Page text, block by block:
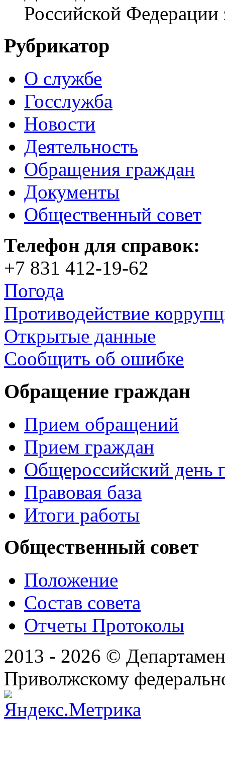
Российской Федерации
Рубрикатор
О службе
Госслужба
Новости
Деятельность
Обращения граждан
Документы
Общественный совет
Телефон для справок:
+7 831 412-19-62
Погода
Противодействие
Открытые данные
Сообщить об ошибке
Обращение граждан
Прием обращений
Прием граждан
Общероссийский день
Правовая база
Итоги работы
Общественный совет
Положение
Состав совета
Отчеты Протоколы
2013 - 2026 ©
Приволжскому